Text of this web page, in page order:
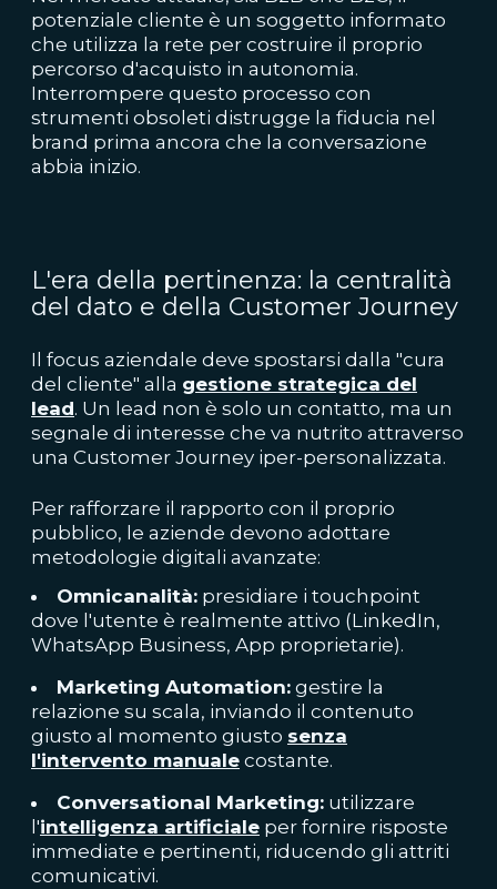
potenziale cliente è un soggetto informato
che utilizza la rete per costruire il proprio
percorso d'acquisto in autonomia.
Interrompere questo processo con
strumenti obsoleti distrugge la fiducia nel
brand prima ancora che la conversazione
abbia inizio.
L'era della pertinenza: la centralità
del dato e della Customer Journey
Il focus aziendale deve spostarsi dalla "cura
del cliente" alla gestione strategica del
lead. Un lead non è solo un contatto, ma un
segnale di interesse che va nutrito attraverso
una Customer Journey iper-personalizzata.
Per rafforzare il rapporto con il proprio
pubblico, le aziende devono adottare
metodologie digitali avanzate:
Omnicanalità: presidiare i touchpoint
dove l'utente è realmente attivo (LinkedIn,
WhatsApp Business, App proprietarie).
Marketing Automation: gestire la
relazione su scala, inviando il contenuto
giusto al momento giusto senza
l'intervento manuale costante.
Conversational Marketing: utilizzare
l'intelligenza artificiale per fornire risposte
immediate e pertinenti, riducendo gli attriti
comunicativi.